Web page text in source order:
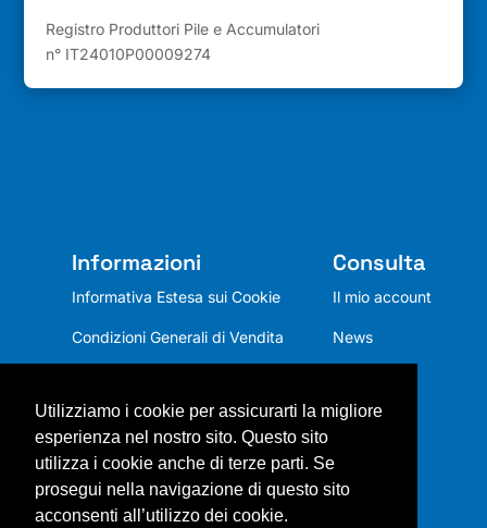
Utilizziamo i cookie per assicurarti la migliore
esperienza nel nostro sito. Questo sito
utilizza i cookie anche di terze parti. Se
prosegui nella navigazione di questo sito
acconsenti all’utilizzo dei cookie.
Registro Produttori Pile e Accumulatori
n° IT24010P00009274
Informazioni
Informativa Estesa sui Cookie
Condizioni Generali di Vendita
Chi siamo
Mission
Contatti
Consulta
Il mio account
News